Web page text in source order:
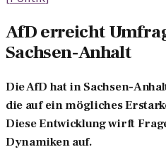
AfD erreicht
Sachsen-Anhalt
Die AfD hat in Sachsen-
die auf ein mögliches
Diese Entwicklung wirft
Dynamiken auf.